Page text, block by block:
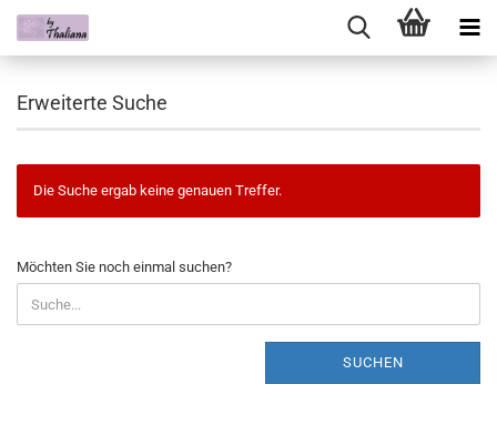
Erweiterte Suche
Die Suche ergab keine genauen Treffer.
Möchten Sie noch einmal suchen?
SUCHEN